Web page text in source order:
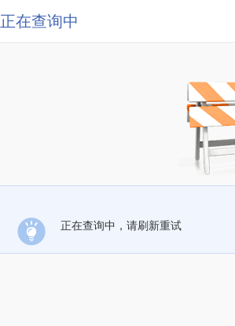
正在查询中
正在查询中，请刷新重试